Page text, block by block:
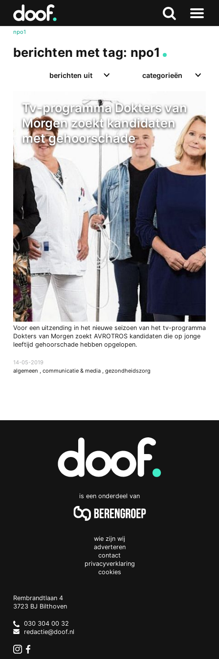
Zoeken
Naar
npo1
berichten met tag: npo1
berichten uit categorieën
Tv-programma Dokters van
Morgen zoekt kandidaten
met gehoorschade
Voor een uitzending in het nieuwe seizoen van het tv-programma
Dokters van Morgen zoekt AVROTROS kandidaten die op jonge
leeftijd gehoorschade hebben opgelopen.
14-05-2019
algemeen , communicatie & media , gezondheidszorg
Doof.nl
Zoeken
is een onderdeel van
wie zijn wij
adverteren
contact
privacyverklaring
cookies
Doof.nl
work
Rembrandtlaan 4
3723 BJ Bilthoven
Netherlands
030 304 00 32
redactie@doof.nl